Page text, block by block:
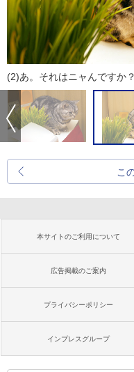
(2)あ。それはニャんです
こ
本サイトのご利用について
広告掲載のご案内
プライバシーポリシー
インプレスグループ